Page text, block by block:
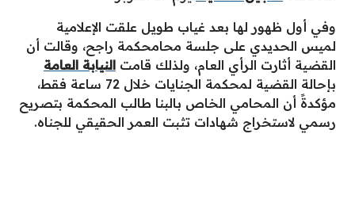
وفي أول ظهور لها بعد غياب طويل علقت الإعلامية
لميس الحديدي على جلسة محامحكمة راجح، وقالت أن
القضية أثارت الرأي العام، ولذلك قامت النيابة العامة
بإحالة القضية لمحكمة الجنايات خلال 72 ساعة فقط،
مؤكدةً أن المحامي الخاص بالبنا طالب المحكمة بتصريح
رسمي لاستخراج شهادات تثبت العمر الحقيقي للجناه.